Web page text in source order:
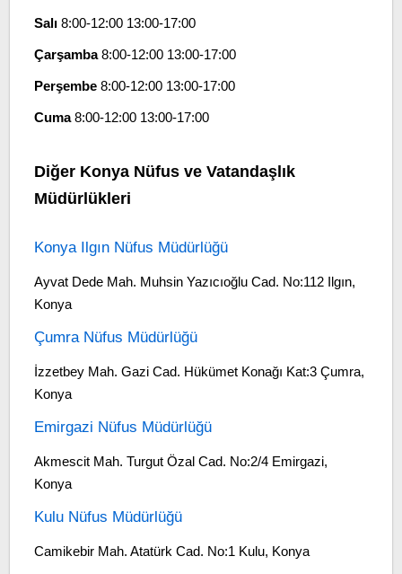
Salı8:00-12:00 13:00-17:00
Çarşamba8:00-12:00 13:00-17:00
Perşembe8:00-12:00 13:00-17:00
Cuma8:00-12:00 13:00-17:00
Diğer Konya Nüfus ve Vatandaşlık
Müdürlükleri
Konya Ilgın Nüfus Müdürlüğü
Ayvat Dede Mah. Muhsin Yazıcıoğlu Cad. No:112 Ilgın,
Konya
Çumra Nüfus Müdürlüğü
İzzetbey Mah. Gazi Cad. Hükümet Konağı Kat:3 Çumra,
Konya
Emirgazi Nüfus Müdürlüğü
Akmescit Mah. Turgut Özal Cad. No:2/4 Emirgazi,
Konya
Kulu Nüfus Müdürlüğü
Camikebir Mah. Atatürk Cad. No:1 Kulu, Konya